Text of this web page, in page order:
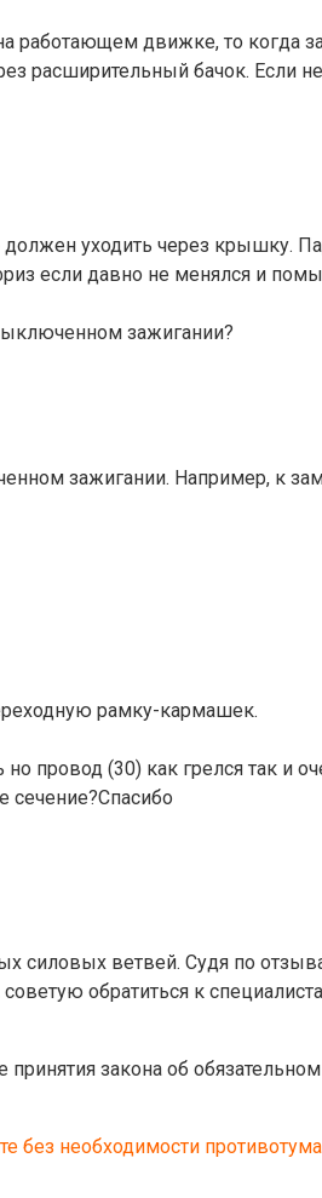
работающем движке, то когда
расширительный бачок. Если
уходить через крышку.
если давно не менялся и
зажигании?
зажигании. Например, к
рамку-кармашек.
провод (30) как грелся так и
сечение?Спасибо
силовых ветвей. Cудя по
обратиться к
принятия закона об
без необходимости